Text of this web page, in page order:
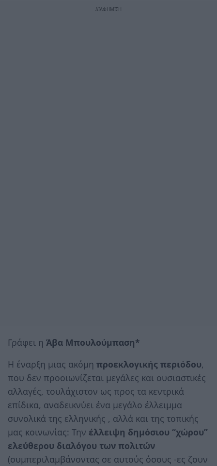
Γράφει η Άβα Μπουλούμπαση*
Η έναρξη μιας ακόμη προεκλογικής περιόδου,
που δεν προοιωνίζεται μεγάλες και ουσιαστικές
αλλαγές, τουλάχιστον ως προς τα κεντρικά
επίδικα, αναδεικνύει ένα μεγάλο έλλειμμα
συνολικά της ελληνικής , αλλά και της τοπικής
μας κοινωνίας: Την έλλειψη δημόσιου “χώρου”
ελεύθερου διαλόγου των πολιτών
(συμπεριλαμβάνοντας σε αυτούς όσους -ες ζουν